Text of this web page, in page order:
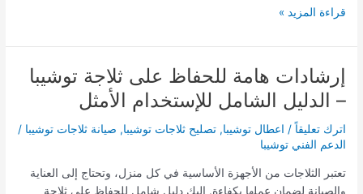
قراءة المزيد »
إرشادات هامة للحفاظ على ثلاجة توشيبا
– الدليل الشامل للإستخدام الأمثل
اترك تعليقاً / اعطال توشيبا,تصليح ثلاجات توشيبا, صيانة ثلاجات توشيبا /
الدعم الفني توشيبا
تعتبر الثلاجات من الأجهزة الأساسية في كل منزل، وتحتاج إلى العناية
والصيانة لضمان عملها بكفاءة. إليك دليل شامل للحفاظ على ثلاجة
إرشادات
هامة
للحفاظ
على
ثلاجة
–